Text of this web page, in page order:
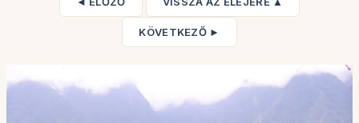
KÖVETKEZŐ ►